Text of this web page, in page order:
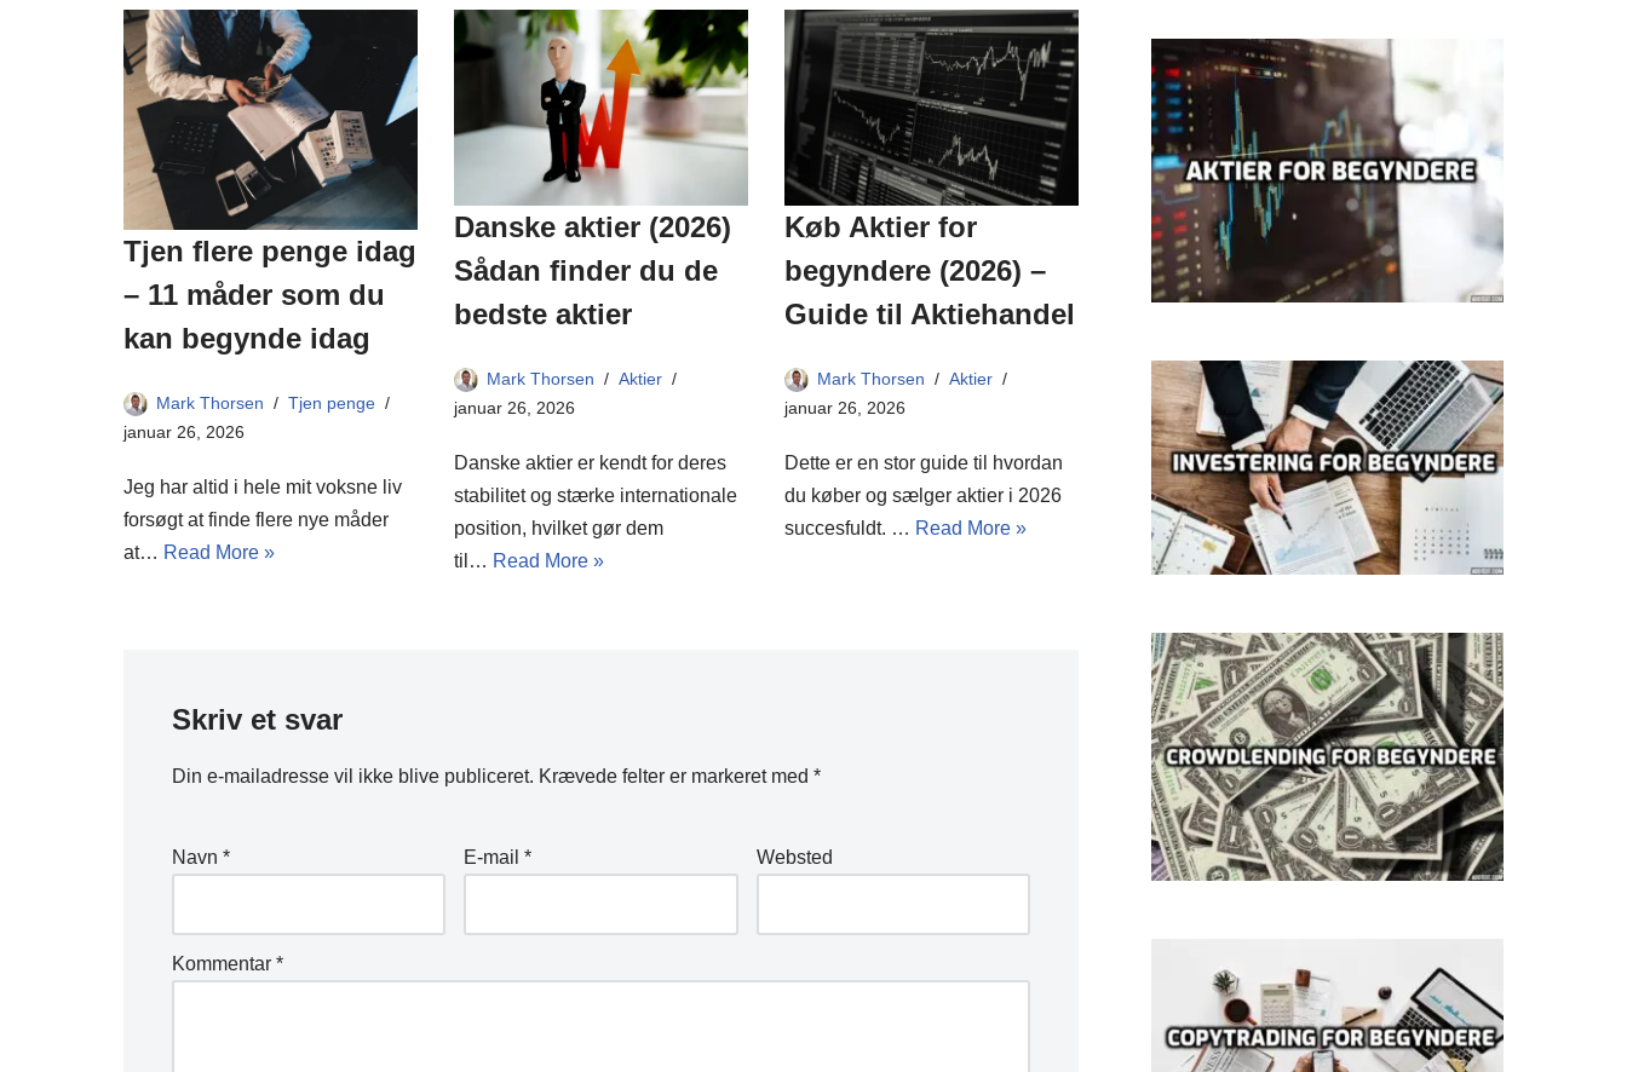
Tjen flere penge idag
– 11 måder som du
kan begynde idag
Mark Thorsen
Tjen penge
januar 26, 2026
Jeg har altid i hele mit voksne liv
forsøgt at finde flere nye måder
at… Read More »
Danske aktier (2026)
Sådan finder du de
bedste aktier
Mark Thorsen
Aktier
januar 26, 2026
Danske aktier er kendt for deres
stabilitet og stærke internationale
position, hvilket gør dem
til… Read More »
Køb Aktier for
begyndere (2026) –
Guide til Aktiehandel
Mark Thorsen
Aktier
januar 26, 2026
Dette er en stor guide til hvordan
du køber og sælger aktier i 2026
succesfuldt. … Read More »
Skriv et svar
Din e-mailadresse vil ikke blive publiceret. Krævede felter er markeret med *
Navn * E-mail* Websted
Kommentar *